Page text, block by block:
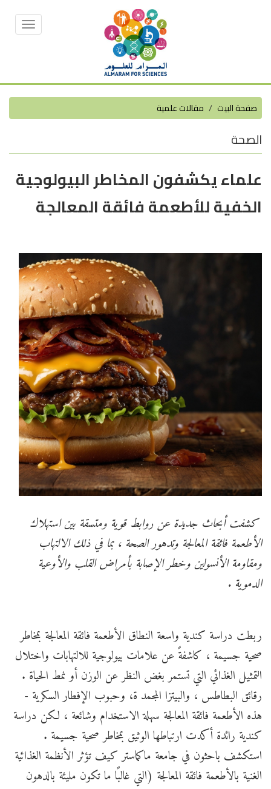
Toggle
صفحة البيت مقالات علمية
الصحة
علماء يكشفون المخاطر البيولوجية
الخفية للأطعمة فائقة المعالجة
كشفت أبحاث جديدة عن روابط قوية ومتسقة بين استهلاك
الأطعمة فائقة المعالجة وتدهور الصحة ، بما في ذلك الالتهاب
ومقاومة الأنسولين وخطر الإصابة بأمراض القلب والأوعية
الدموية .
ربطت دراسة كندية واسعة النطاق الأطعمة فائقة المعالجة بمخاطر
صحية جسيمة ، كاشفةً عن علامات بيولوجية للالتهابات واختلال
التمثيل الغذائي التي تستمر بغض النظر عن الوزن أو نمط الحياة .
رقائق البطاطس ، والبيتزا المجمد ة، وحبوب الإفطار السكرية -
هذه الأطعمة فائقة المعالجة سهلة الاستخدام وشائعة ، لكن دراسة
كندية رائدة أكدت ارتباطها الوثيق بمخاطر صحية جسيمة .
استكشف باحثون في جامعة ماكماستر كيف تؤثر الأنظمة الغذائية
الغنية بالأطعمة فائقة المعالجة (التي غالبًا ما تكون مليئة بالدهون